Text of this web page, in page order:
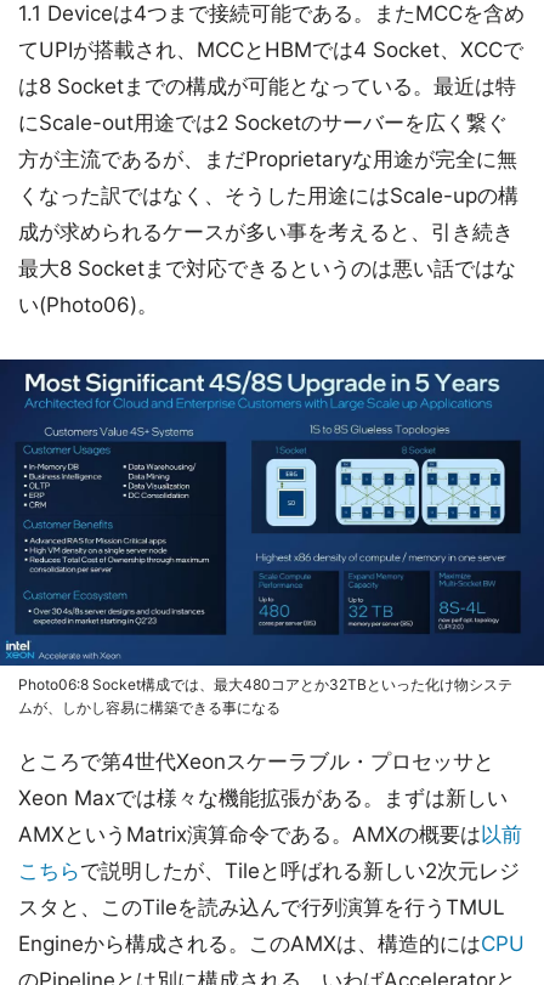
1.1 Deviceは4つまで接続可能である。またMCCを含め
てUPIが搭載され、MCCとHBMでは4 Socket、XCCで
は8 Socketまでの構成が可能となっている。最近は特
にScale-out用途では2 Socketのサーバーを広く繋ぐ
方が主流であるが、まだProprietaryな用途が完全に無
くなった訳ではなく、そうした用途にはScale-upの構
成が求められるケースが多い事を考えると、引き続き
最大8 Socketまで対応できるというのは悪い話ではな
い(Photo06)。
Photo06:8 Socket構成では、最大480コアとか32TBといった化け物システ
ムが、しかし容易に構築できる事になる
ところで第4世代Xeonスケーラブル・プロセッサと
Xeon Maxでは様々な機能拡張がある。まずは新しい
AMXというMatrix演算命令である。AMXの概要は以前
こちらで説明したが、Tileと呼ばれる新しい2次元レジ
スタと、このTileを読み込んで行列演算を行うTMUL
Engineから構成される。このAMXは、構造的にはCPU